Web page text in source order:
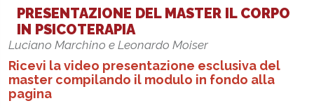
PRESENTAZIONE DEL MASTER IL CORPO
IN PSICOTERAPIA
Luciano Marchino e Leonardo Moiser
Ricevi la video presentazione esclusiva del
master compilando il modulo in fondo alla
pagina